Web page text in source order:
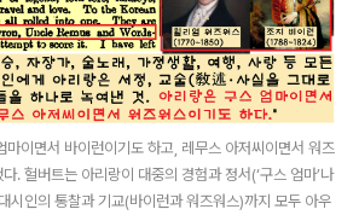
마이면서 바이런이기도 하고, 레무스 아저씨이면서 워즈
. 헐버트는 아리랑이 대중의 경험과 정서(‘구스 엄마’나
시인의 통찰과 기교(바이런과 워즈워스)까지 모두 아우